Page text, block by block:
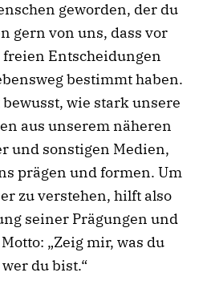
geworden, der du
gern von uns, dass vor
Entscheidungen
bestimmt haben.
wie stark unsere
aus unserem näheren
und sonstigen Medien,
prägen und formen. Um
zu verstehen, hilft also
seiner Prägungen und
„Zeig mir, was du
du bist.“